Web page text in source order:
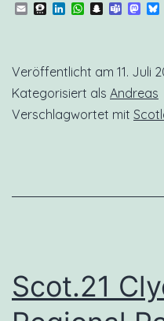
EmailThreema
LinkedIn
WhatsApp
Snapchat
Teams
Veröffentlicht am 11. Juli
Kategorisiert als Andreas
Verschlagwortet mit
Scot.21